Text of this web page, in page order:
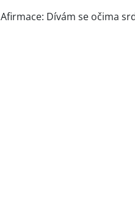
Afirmace: Dívám se očima